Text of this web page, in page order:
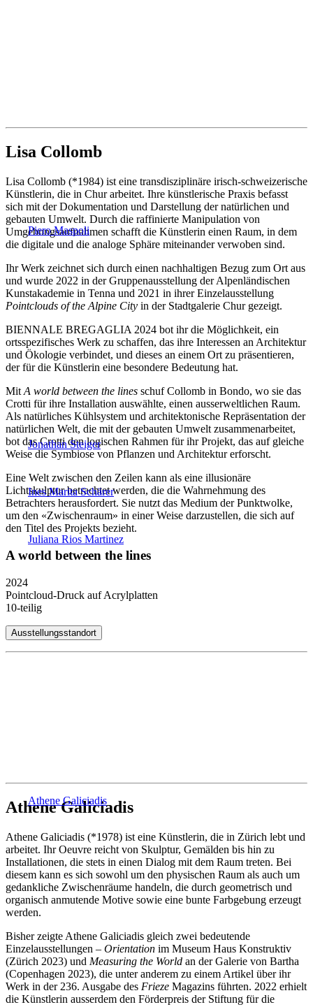
Lisa Collomb
Lisa Collomb (*1984) ist eine transdisziplinäre irisch-schweizerische
Künstlerin, die in Chur arbeitet. Ihre künstlerische Praxis befasst
sich mit der Dokumentation und Darstellung der natürlichen und
gebauten Umwelt. Durch die raffinierte Manipulation von
Umgebungsaufnahmen schafft die Künstlerin einen Raum, in dem
die digitale und die analoge Sphäre miteinander verwoben sind.
Ihr Werk zeichnet sich durch einen nachhaltigen Bezug zum Ort aus
und wurde 2022 in der Gruppenausstellung der Alpenländischen
Kunstakademie in Tenna und 2021 in ihrer Einzelausstellung
Pointclouds of the Alpine City in der Stadtgalerie Chur gezeigt.
BIENNALE BREGAGLIA 2024 bot ihr die Möglichkeit, ein
ortsspezifisches Werk zu schaffen, das ihre Interessen an Architektur
und Ökologie verbindet, und dieses an einem Ort zu präsentieren,
der für die Künstlerin eine besondere Bedeutung hat.
Mit A world between the lines schuf Collomb in Bondo, wo sie das
Crotti für ihre Installation auswählte, einen ausserweltlichen Raum.
Als natürliches Kühlsystem und architektonische Repräsentation der
natürlichen Welt, die mit der gebauten Umwelt zusammenarbeitet,
bot das Crotti den logischen Rahmen für ihr Projekt, das auf gleiche
Weise die Symbiose von Pflanzen und Architektur erforscht.
Eine Welt zwischen den Zeilen kann als eine illusionäre
Lichtskulptur betrachtet werden, die die Wahrnehmung des
Betrachters herausfordert. Sie nutzt das Medium der Punktwolke,
um den «Zwischenraum» in einer Weise darzustellen, die sich auf
den Titel des Projekts bezieht.
A world between the lines
2024
Pointcloud-Druck auf Acrylplatten
10-teilig
Ausstellungsstandort
Athene Galiciadis
Athene Galiciadis (*1978) ist eine Künstlerin, die in Zürich lebt und
arbeitet. Ihr Oeuvre reicht von Skulptur, Gemälden bis hin zu
Installationen, die stets in einen Dialog mit dem Raum treten. Bei
diesem kann es sich sowohl um den physischen Raum als auch um
gedankliche Zwischenräume handeln, die durch geometrisch und
organisch anmutende Motive sowie eine bunte Farbgebung erzeugt
werden.
Bisher zeigte Athene Galiciadis gleich zwei bedeutende
Einzelausstellungen – Orientation im Museum Haus Konstruktiv
(Zürich 2023) und Measuring the World an der Galerie von Bartha
(Copenhagen 2023), die unter anderem zu einem Artikel über ihr
Werk in der 236. Ausgabe des Frieze Magazins führten. 2022 erhielt
die Künstlerin ausserdem den Förderpreis der Stiftung für die
Piero Maspoli
Jonathan Steiger
Ines Marita Schärer
Juliana Rios Martinez
Athene Galiciadis